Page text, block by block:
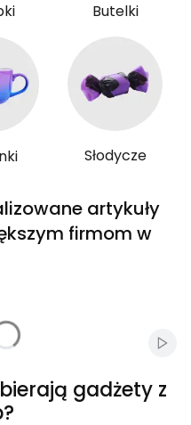
Butelki
Słodycze
artykuły
firmom w
gadżety z